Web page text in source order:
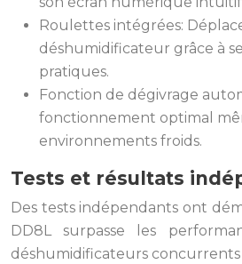
Roulettes intégrées:
déshumidificateur grâce à
pratiques.
Fonction de dégivrage
fonctionnement optimal
environnements froids.
Tests et résultats
Des tests indépendants ont
DD8L surpasse les
déshumidificateurs